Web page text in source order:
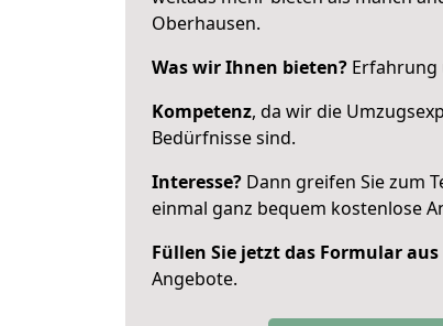
Oberhausen.
Was wir Ihnen bieten? Erfahrung
Kompetenz, da wir die
Bedürfnisse sind.
Interesse? Dann greifen Sie zum
einmal ganz bequem kostenlose
Füllen Sie jetzt das Formular aus
Angebote.